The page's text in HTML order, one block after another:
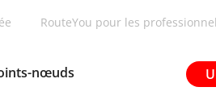
RouteYou pour les
nœuds